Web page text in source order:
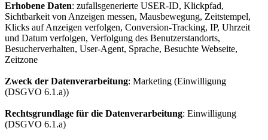
Erhobene Daten: zufallsgenerierte USER-ID, Klickpfad,
Sichtbarkeit von Anzeigen messen, Mausbewegung, Zeitstempel,
Klicks auf Anzeigen verfolgen, Conversion-Tracking, IP, Uhrzeit
und Datum verfolgen, Verfolgung des Benutzerstandorts,
Besucherverhalten, User-Agent, Sprache, Besuchte Webseite,
Zeitzone
Zweck der Datenverarbeitung: Marketing (Einwilligung
(DSGVO 6.1.a))
Rechtsgrundlage für die Datenverarbeitung: Einwilligung
(DSGVO 6.1.a)